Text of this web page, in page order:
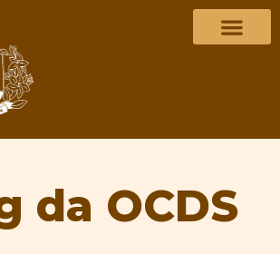
da OCDS